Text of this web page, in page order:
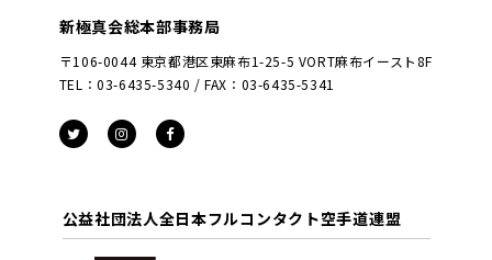
新極真会総本部事務局
〒106-0044 東京都港区東麻布1-25-5 VORT麻布イースト8F
TEL：03-6435-5340 / FAX：03-6435-5341
公益社団法人全日本フルコンタクト空手道連盟